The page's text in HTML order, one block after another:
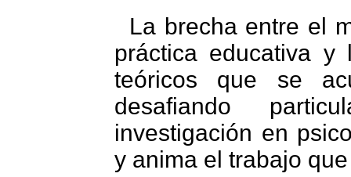
La brecha entre el
práctica educativa y
teóricos que se
desafiando
investigación en
y anima el trabajo